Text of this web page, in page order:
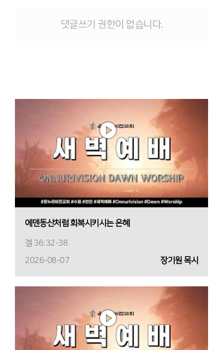
댓글쓰기 권한이 없습니다.
에덴동산처럼 회복시키시는 은혜
겔 36:32-38
2026-08-07
장기원 목사